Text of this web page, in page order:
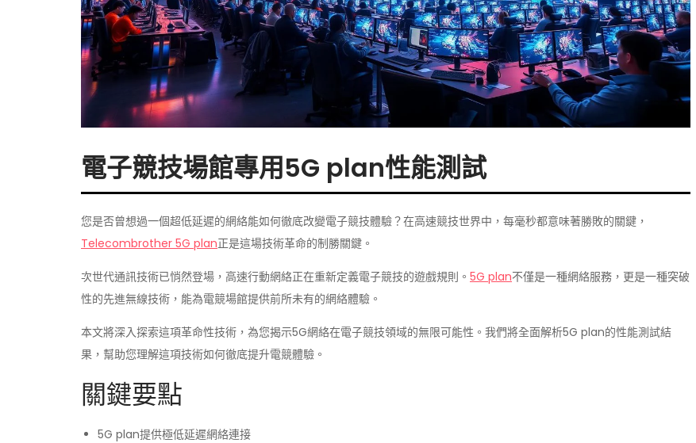
電子競技場館專用5G plan性能測試
您是否曾想過一個超低延遲的網絡能如何徹底改變電子競技體驗？在高速競技世界中，每毫秒都意味著勝敗的關鍵，
Telecombrother 5G plan正是這場技術革命的制勝關鍵。
次世代通訊技術已悄然登場，高速行動網絡正在重新定義電子競技的遊戲規則。 5G plan不僅是一種網絡服務，更是一種突破
性的先進無線技術，能為電競場館提供前所未有的網絡體驗。
本文將深入探索這項革命性技術，為您揭示5G網絡在電子競技領域的無限可能性。我們將全面解析5G plan的性能測試結
果，幫助您理解這項技術如何徹底提升電競體驗。
關鍵要點
5G plan提供極低延遲網絡連接